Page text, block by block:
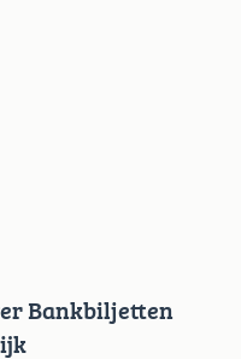
Bankbiljetten